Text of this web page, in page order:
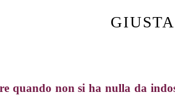
quando non si ha nulla da